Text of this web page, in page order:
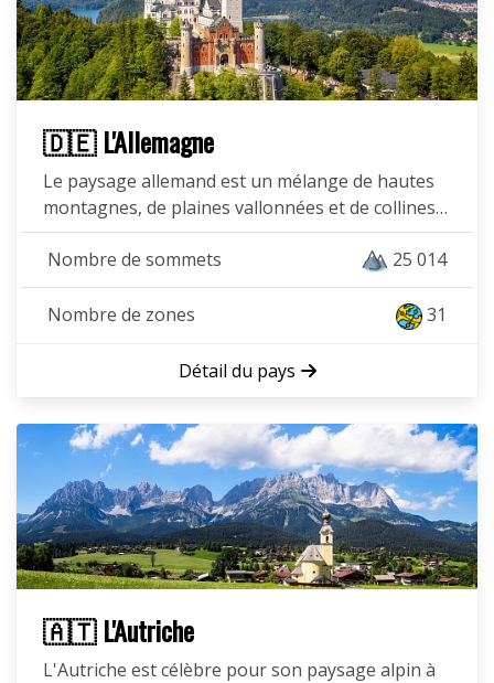
🇩🇪 L'Allemagne
Le paysage allemand est un mélange de hautes
montagnes, de plaines vallonnées et de collines…
Nombre de sommets 25 014
Nombre de zones 31
Détail du pays
🇦🇹 L'Autriche
L'Autriche est célèbre pour son paysage alpin à